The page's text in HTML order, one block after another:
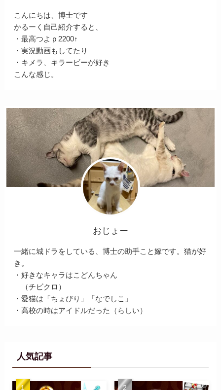
こんにちは、博士です
かるーく自己紹介すると、
・最高つよｐ2200↑
・実況動画もしてたり
・キメラ、キラービーが好き
こんな感じ。
おじょー
一緒に城ドラをしている、博士の助手こと嫁です。猫が好
き。
・好きなキャラはこどんちゃん
（チビクロ）
・愛猫は「ちょびり」「なでしこ」
・高校の時はアイドルだった（らしい）
人気記事